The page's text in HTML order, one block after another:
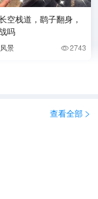
空栈道，鹞子翻身，
吗
景 2743
查看全部 